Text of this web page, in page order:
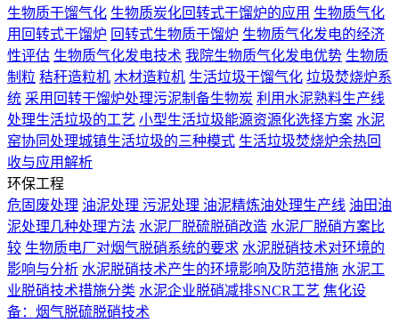
生物质干馏气化 生物质炭化回转式干馏炉的应用 生物质气化
用回转式干馏炉 回转式生物质干馏炉 生物质气化发电的经济
性评估 生物质气化发电技术 我院生物质气化发电优势 生物质
制粒 秸秆造粒机 木材造粒机 生活垃圾干馏气化 垃圾焚烧炉系
统 采用回转干馏炉处理污泥制备生物炭 利用水泥熟料生产线
处理生活垃圾的工艺 小型生活垃圾能源资源化选择方案 水泥
窑协同处理城镇生活垃圾的三种模式 生活垃圾焚烧炉余热回
收与应用解析
环保工程
危固废处理 油泥处理 污泥处理 油泥精炼油处理生产线 油田油
泥处理几种处理方法 水泥厂脱硫脱硝改造 水泥厂脱硝方案比
较 生物质电厂对烟气脱硝系统的要求 水泥脱硝技术对环境的
影响与分析 水泥脱硝技术产生的环境影响及防范措施 水泥工
业脱硝技术措施分类 水泥企业脱硝减排SNCR工艺 焦化设
备：烟气脱硫脱硝技术